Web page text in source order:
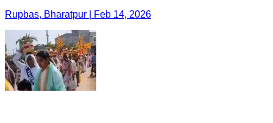
Rupbas, Bharatpur | Feb 14, 2026